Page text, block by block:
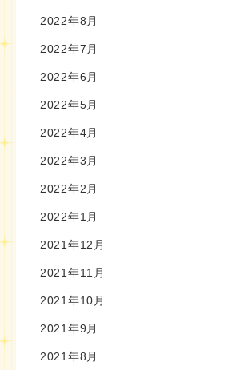
2022年8月
2022年7月
2022年6月
2022年5月
2022年4月
2022年3月
2022年2月
2022年1月
2021年12月
2021年11月
2021年10月
2021年9月
2021年8月